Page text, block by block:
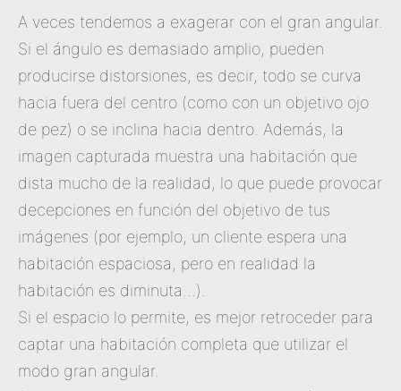
A veces tendemos a exagerar con el gran angular.
Si el ángulo es demasiado amplio, pueden
producirse distorsiones, es decir, todo se curva
hacia fuera del centro (como con un objetivo ojo
de pez) o se inclina hacia dentro. Además, la
imagen capturada muestra una habitación que
dista mucho de la realidad, lo que puede provocar
decepciones en función del objetivo de tus
imágenes (por ejemplo, un cliente espera una
habitación espaciosa, pero en realidad la
habitación es diminuta…).
Si el espacio lo permite, es mejor retroceder para
captar una habitación completa que utilizar el
modo gran angular.